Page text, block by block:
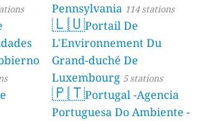
Pennsylvania 114 stations
🇱🇺Portail De
L'Environnement Du
Grand-duché De
Luxembourg 5 stations
🇵🇹Portugal -Agencia
Portuguesa Do Ambiente -